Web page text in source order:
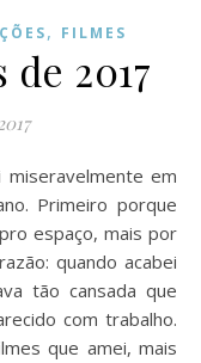
, FILMES
2017
Primeiro porque
espaço, mais por
quando acabei
tão cansada que
com trabalho.
que amei, mais